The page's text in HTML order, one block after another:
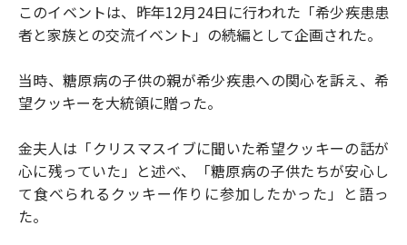
このイベントは、昨年12月24日に行われた「希少疾患患
者と家族との交流イベント」の続編として企画された。
当時、糖原病の子供の親が希少疾患への関心を訴え、希
望クッキーを大統領に贈った。
金夫人は「クリスマスイブに聞いた希望クッキーの話が
心に残っていた」と述べ、「糖原病の子供たちが安心し
て食べられるクッキー作りに参加したかった」と語っ
た。